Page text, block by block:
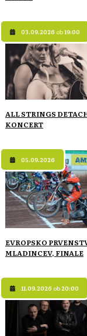
03.09.2026 ob19:00
ALL STRINGS
KONCERT
05.09.2026
EVROPSKO
MLADINCEV, FINALE
11.09.2026 ob20:00